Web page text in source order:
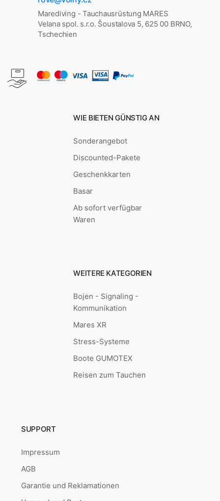
Marediving - Tauchausrüstung MARES
Velana spol. s.r.o. Šoustalova 5, 625 00 BRNO,
Tschechien
WIE BIETEN GÜNSTIG AN
Sonderangebot
Discounted-Pakete
Geschenkkarten
Basar
Ab sofort verfügbar
Waren
WEITERE KATEGORIEN
Bojen - Signaling -
Kommunikation
Mares XR
Stress-Systeme
Boote GUMOTEX
Reisen zum Tauchen
SUPPORT
Impressum
AGB
Garantie und Reklamationen